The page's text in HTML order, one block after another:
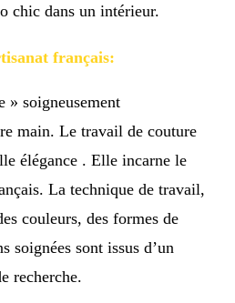
chic dans un intérieur.
français:
» soigneusement
main. Le travail de couture
élégance . Elle incarne le
La technique de travail,
couleurs, des formes de
soignées sont issus d’un
recherche.